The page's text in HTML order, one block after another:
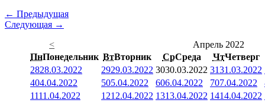
← Предыдущая
Следующая →
<
Апрель 2022
ПнПонедельник ВтВторник СрСреда ЧтЧетверг
2828.03.2022 2929.03.2022 3030.03.2022 3131.03.2022
404.04.2022 505.04.2022 606.04.2022 707.04.2022
1111.04.2022 1212.04.2022 1313.04.2022 1414.04.2022